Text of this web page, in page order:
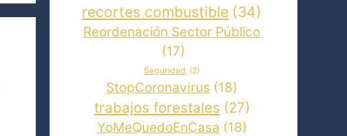
recortes combustible (34)
Reordenación Sector Público
(17)
Seguridad (2)
StopCoronavirus (18)
trabajos forestales (27)
YoMeQuedoEnCasa (18)